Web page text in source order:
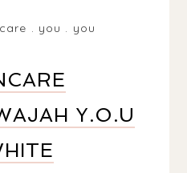
. you . you
Y.O.U